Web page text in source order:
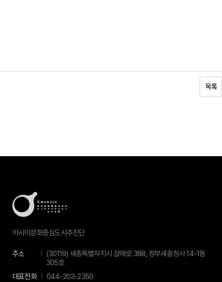
목록
아시아문화중심도시추진단
주소
(30119) 세종특별자치시 갈매로 388, 정부세종청사 14-1동
305호
대표전화
044-203-2350